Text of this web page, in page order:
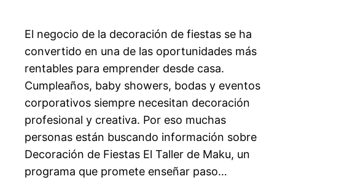
El negocio de la decoración de fiestas se ha
convertido en una de las oportunidades más
rentables para emprender desde casa.
Cumpleaños, baby showers, bodas y eventos
corporativos siempre necesitan decoración
profesional y creativa. Por eso muchas
personas están buscando información sobre
Decoración de Fiestas El Taller de Maku, un
programa que promete enseñar paso…